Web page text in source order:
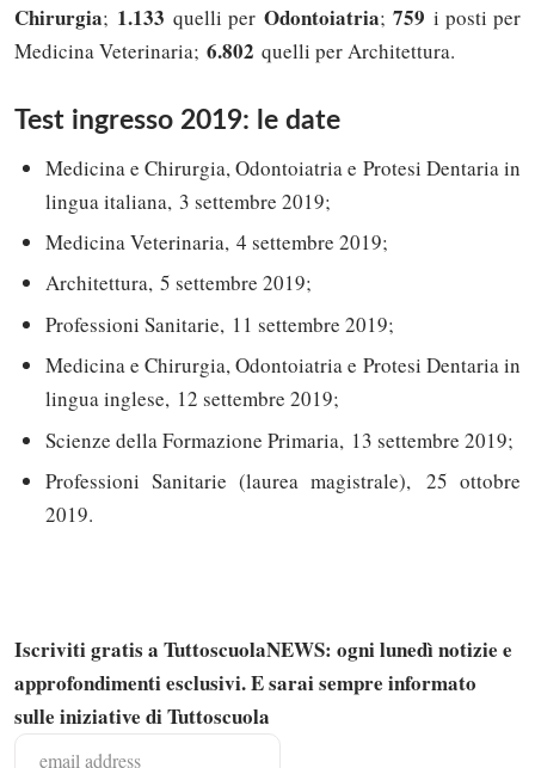
Chirurgia; 1.133 quelli per Odontoiatria;759 i posti per
Medicina Veterinaria; 6.802 quelli per Architettura.
Test ingresso 2019: le date
Medicina e Chirurgia, Odontoiatria e Protesi Dentaria in
lingua italiana, 3 settembre 2019;
Medicina Veterinaria, 4 settembre 2019;
Architettura, 5 settembre 2019;
Professioni Sanitarie, 11 settembre 2019;
Medicina e Chirurgia, Odontoiatria e Protesi Dentaria in
lingua inglese, 12 settembre 2019;
Scienze della Formazione Primaria, 13 settembre 2019;
Professioni Sanitarie (laurea magistrale), 25 ottobre
2019.
Iscriviti gratis a TuttoscuolaNEWS: ogni lunedì notizie e
approfondimenti esclusivi. E sarai sempre informato
sulle iniziative di Tuttoscuola